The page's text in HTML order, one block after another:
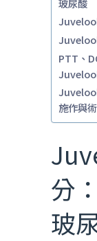
玻尿酸
PTT、
施作與
分
玻